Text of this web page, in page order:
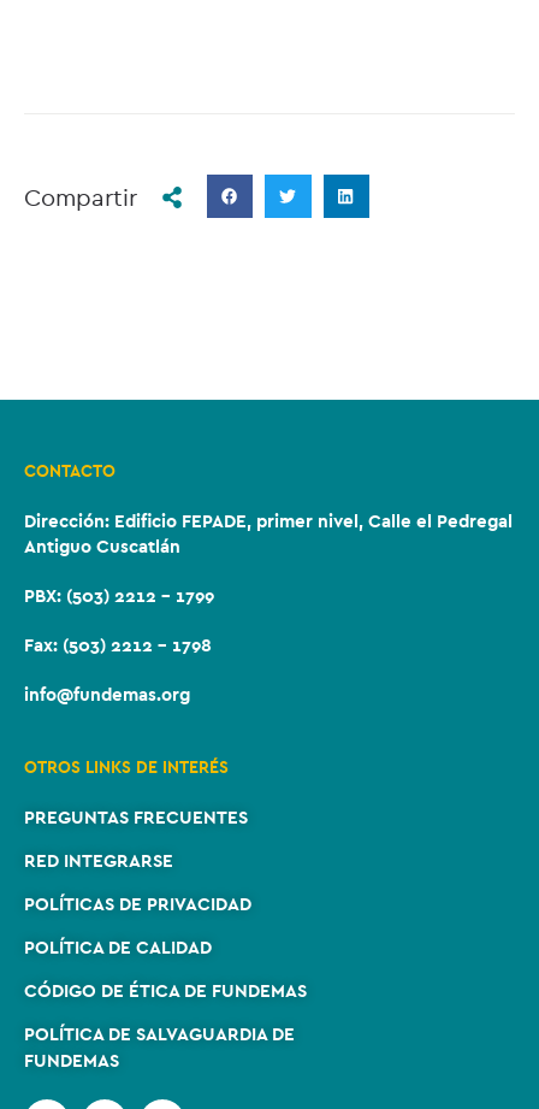
Compartir
CONTACTO
Dirección: Edificio FEPADE, primer nivel, Calle el Pedregal
Antiguo Cuscatlán
PBX: (503) 2212 – 1799
Fax: (503) 2212 – 1798
info@fundemas.org
OTROS LINKS DE INTERÉS
PREGUNTAS FRECUENTES
RED INTEGRARSE
POLÍTICAS DE PRIVACIDAD
POLÍTICA DE CALIDAD
CÓDIGO DE ÉTICA DE FUNDEMAS
POLÍTICA DE SALVAGUARDIA DE
FUNDEMAS